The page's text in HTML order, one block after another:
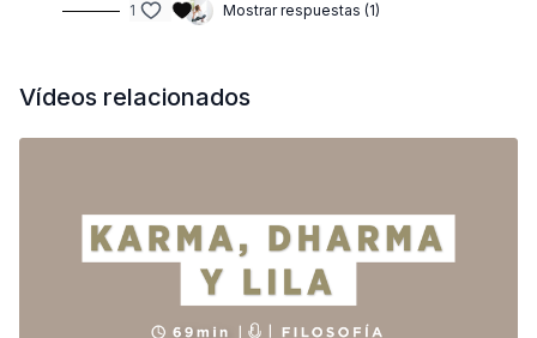
1 Mostrar respuestas (1)
Vídeos relacionados